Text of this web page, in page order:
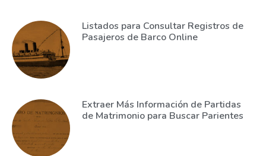
Listados para Consultar Registros de
Pasajeros de Barco Online
Extraer Más Información de Partidas
de Matrimonio para Buscar Parientes